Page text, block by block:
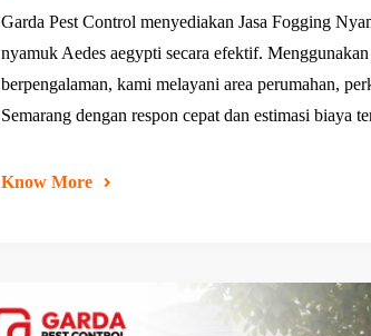
Garda Pest Control menyediakan Jasa Fogging
nyamuk Aedes aegypti secara efektif.
berpengalaman, kami melayani area perumahan,
Semarang dengan respon cepat dan estimasi biaya
Know More